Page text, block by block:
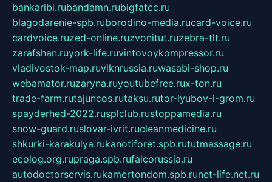
bankaribi.rubandamn.rubigfatcc.ru
blagodarenie-spb.ruborodino-media.rucard-voice.ru
cardvoice.ruzed-online.ruzvonitut.ruzebra-tlt.ru
zarafshan.ruyork-life.ruvintovoykompressor.ru
vladivostok-map.ruvlknrussia.ruwasabi-shop.ru
webamator.ruzaryna.ruyoutubefree.rux-ton.ru
trade-farm.rutajuncos.rutaksu.rutor-lyubov-i-grom.ru
spayderhed-2022.rusplclub.rustoppamedia.ru
snow-guard.ruslovar-ivrit.rucleanmedicine.ru
shkurki-karakulya.rukanotiforet.spb.rututmassage.ru
ecolog.org.rupraga.spb.rufalcorussia.ru
autodoctorservis.rukamertondom.spb.runet-life.net.ru